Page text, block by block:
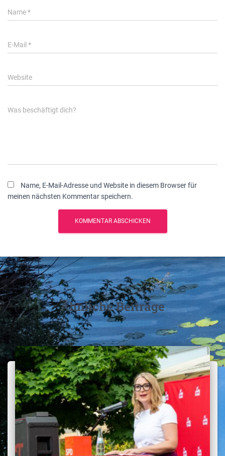
Name*
E-Mail *
Website
Was beschäftigt dich?
Name, E-Mail-Adresse und Website in diesem Browser für
meinen nächsten Kommentar speichern.
Ähnliche Beiträge